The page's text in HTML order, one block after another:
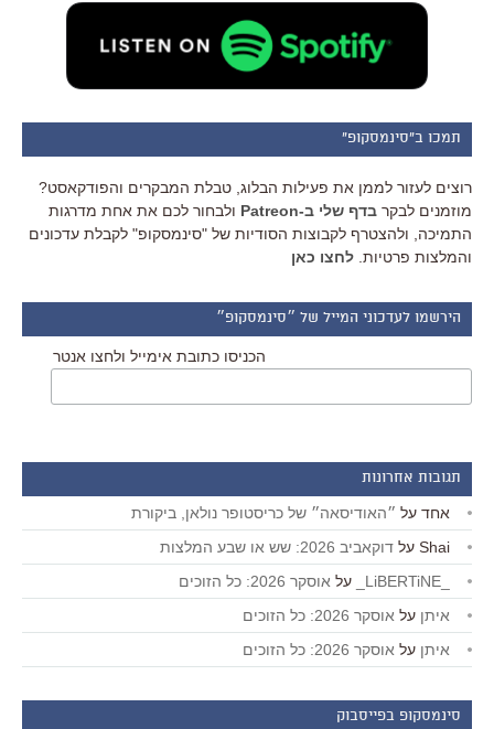
תמכו ב"סינמסקופ"
רוצים לעזור לממן את פעילות הבלוג, טבלת המבקרים והפודקאסט?
מוזמנים לבקר בדף שלי ב-Patreon
ולבחור לכם את אחת מדרגות
התמיכה, ולהצטרף לקבוצות הסודיות של "סינמסקופ" לקבלת עדכונים
והמלצות פרטיות. לחצו כאן
הירשמו לעדכוני המייל של ״סינמסקופ״
הכניסו כתובת אימייל ולחצו אנטר
תגובות אחרונות
אחד על ״האודיסאה״ של כריסטופר נולאן, ביקורת
Shai על דוקאביב 2026: שש או שבע המלצות
על אוסקר 2026: כל הזוכים
איתן על אוסקר 2026: כל הזוכים
איתן על אוסקר 2026: כל הזוכים
סינמסקופ בפייסבוק